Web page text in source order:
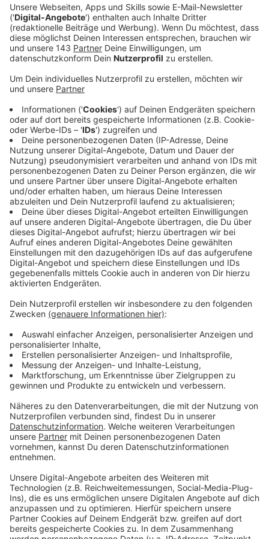
gemacht. Sie verspricht Abhilfe.
Veröffentlicht:Donnerstag, 14.11.2019 12:15
Anzeige
NRW-Schulministerin Yvonne Gebauer hat im Landtag
einen Masterplan angekündigt, um die Probleme an
den Grundschulen zu lösen. In einer Aktuellen Stunde
im NRW-Landtag räume sie ein, die Lehrer an den
Grundschulen seien durch den akuten Personalmangel
zum Teil überfordert.
Anzeige
Opposition wirft Gebauer Untätigkeit vor
Anzeige
Jede zweite neue Stelle an den Grundschulen kann im
Moment nicht besetzt werden. Die Opposition aus
SPD und Grünen wirft Schulministerin Gebauer vor,
nicht genug zu unternehmen, um dieses Problem zu
lösen. Gebauer sagte, ihr sei bewusst, dass die Not in
den Grundschulen groß sei. Sie versucht das Problem
unter anderem mit Seiteneinsteigern und mit einer
Werbekampagne für den Lehrerberuf zu lösen.
Außerdem hat sie dafür gesorgt, dass die Zahl der
Studienplätze für Grundschullehrer um 700 Plätze
erhöht wird. In den kommenden Wochen will sie
Bezahlung für Grundschullehrer Teil des Masterplans
ist, ließ sie offen.
Anzeige